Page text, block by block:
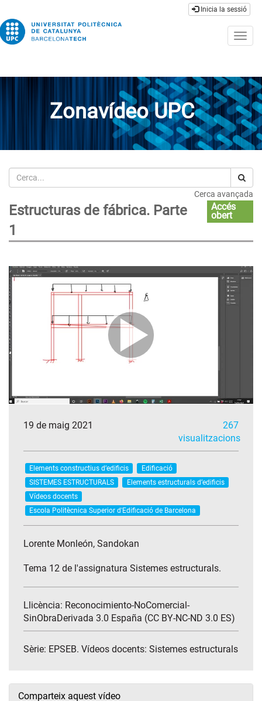
Inicia la sessió
Zonavídeo UPC
Cerca
Cerca avançada
Estructuras de fábrica. Parte
1
Accés
obert
19 de maig 2021
267
visualitzacions
Elements constructius d’edificis
Edificació
SISTEMES ESTRUCTURALS
Elements estructurals d’edificis
Vídeos docents
Escola Politècnica Superior d'Edificació de Barcelona
Lorente Monleón, Sandokan
Tema 12 de l'assignatura Sistemes estructurals.
Llicència: Reconocimiento-NoComercial-
SinObraDerivada 3.0 España (CC BY-NC-ND 3.0 ES)
Sèrie: EPSEB. Vídeos docents: Sistemes estructurals
Comparteix aquest vídeo